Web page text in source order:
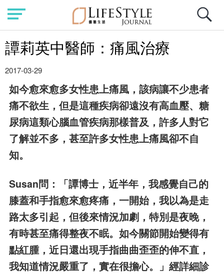
譚莉英中醫師：痛風治療
2017-03-29
如今愈來愈多女性患上痛風，該病讓不少患者
痛不欲生，但是這種疾病卻遠沒有高血壓、糖
尿病這類心腦血管疾病那樣普及，許多人對它
了解並不多，甚至許多女性患上痛風卻不自
知。
Susan問：「譚博士，近半年，我感覺自己的
膝蓋和手指愈來愈疼痛，一開始，我以為是走
路太多引起，但後來情況加劇，特別是夜晚，
有時甚至痛得整夜不眠。如今關節開始變得有
點紅腫，近日還出現手指曲曲歪歪的伸不直，
我知道情況嚴重了，實在很擔心。」經詳細診